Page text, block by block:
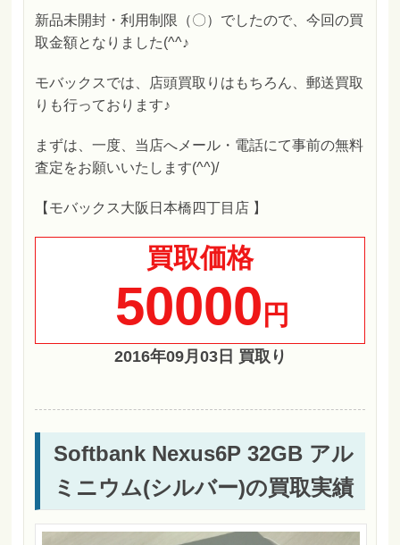
新品未開封・利用制限（〇）でしたので、今回の買
取金額となりました(^^♪
モバックスでは、店頭買取りはもちろん、郵送買取
りも行っております♪
まずは、一度、当店へメール・電話にて事前の無料
査定をお願いいたします(^^)/
【モバックス大阪日本橋四丁目店 】
買取価格
50000 円
2016年09月03日 買取り
Softbank Nexus6P 32GB アル
ミニウム(シルバー)の買取実績